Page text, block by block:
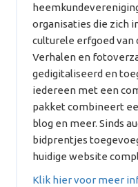
organisaties die zich
culturele erfgoed van
Verhalen en
gedigitaliseerd en
iedereen met een
pakket combineert
blog en meer. Sinds
bidprentjes
huidige website
Klik hier voor meer